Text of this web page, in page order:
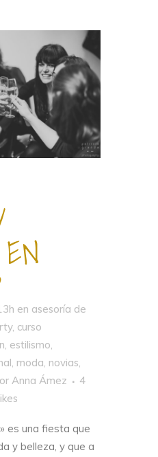
en asesoría de
, curso
, estilismo,
, moda, novias,
Anna Ámez
4
es una fiesta que
y belleza, y que a